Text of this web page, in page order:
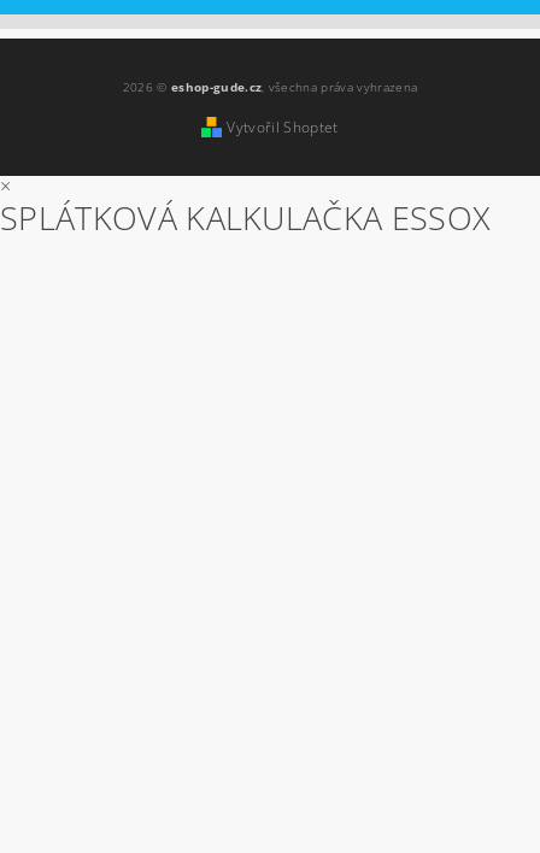
2026 ©eshop-gude.cz, všechna práva vyhrazena
Vytvořil Shoptet
×
SPLÁTKOVÁ KALKULAČKA ESSOX